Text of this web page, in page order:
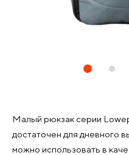
Малый рюкзак серии
достаточен для дневного
можно использовать в